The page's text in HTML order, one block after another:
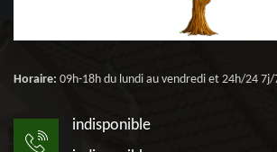
Horaire: 09h-18h du lundi au vendredi et 24h/24 7j/
indisponible